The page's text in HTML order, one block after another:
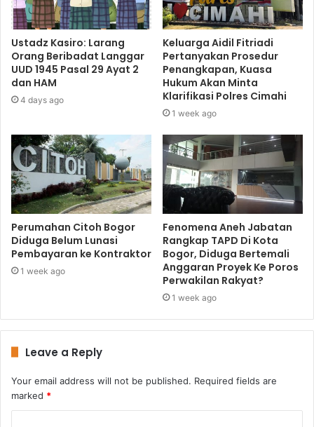
Ustadz Kasiro: Larang
Orang Beribadat Langgar
UUD 1945 Pasal 29 Ayat 2
dan HAM
4 days ago
Keluarga Aidil Fitriadi
Pertanyakan Prosedur
Penangkapan, Kuasa
Hukum Akan Minta
Klarifikasi Polres Cimahi
1 week ago
Perumahan Citoh Bogor
Diduga Belum Lunasi
Pembayaran ke Kontraktor
1 week ago
Fenomena Aneh Jabatan
Rangkap TAPD Di Kota
Bogor, Diduga Bertemali
Anggaran Proyek Ke Poros
Perwakilan Rakyat?
1 week ago
Leave a Reply
Your email address will not be published. Required fields are
marked *